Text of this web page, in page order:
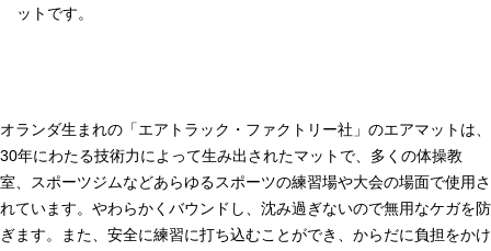
ットです。
オランダ生まれの「エアトラック・ファクトリー社」のエアマットは、
30年にわたる技術力によって生み出されたマットで、多くの体操教
室、スポーツジムなどあらゆるスポーツの練習場や大会の場面で使用さ
れています。やわらかくバウンドし、沈み過ぎないので無用なケガを防
ぎます。また、安全に練習に打ち込むことができ、からだに負担をかけ